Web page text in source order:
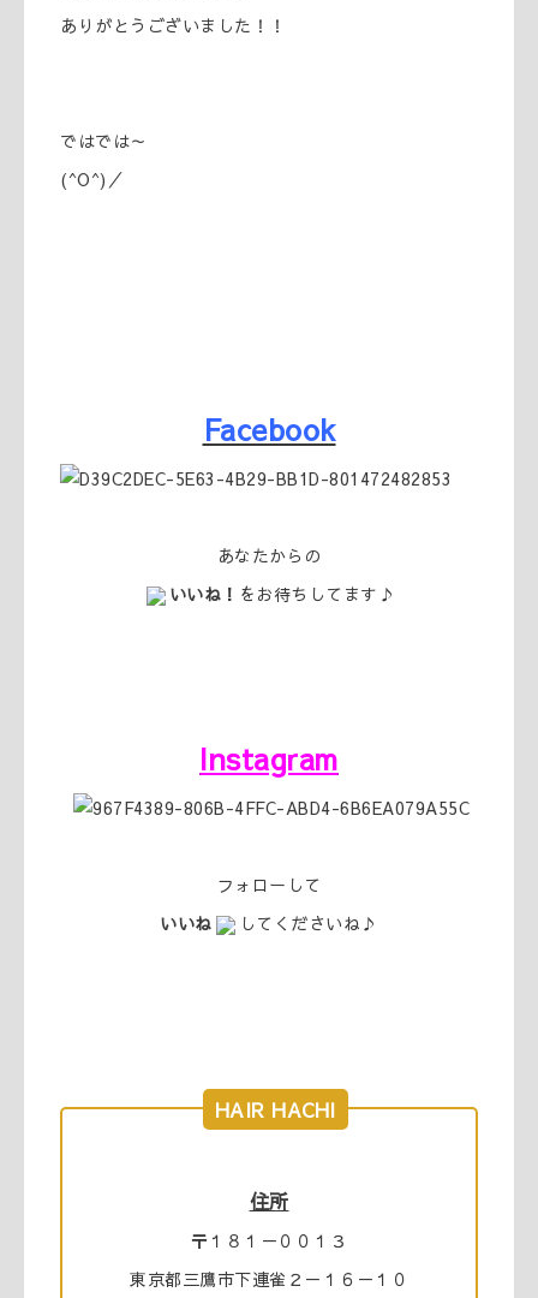
ありがとうございました！！
ではでは～
(^O^)／
Facebook
あなたからの
いいね！ をお待ちしてます♪
Instagram
フォローして
いいね
してくださいね♪
HAIR HACHI
住所
〒１８１－００１３
東京都三鷹市下連雀２－１６－１０